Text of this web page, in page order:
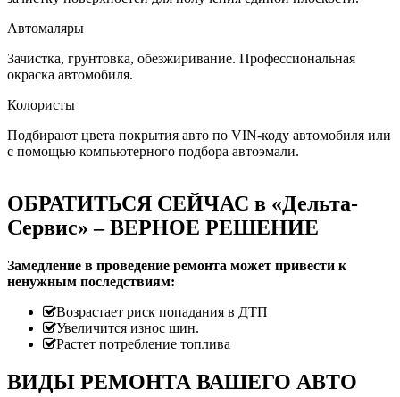
Автомаляры
Зачистка, грунтовка, обезжиривание. Профессиональная
окраска автомобиля.
Колористы
Подбирают цвета покрытия авто по VIN-коду автомобиля или
с помощью компьютерного подбора автоэмали.
ОБРАТИТЬСЯ СЕЙЧАС в «Дельта-
Сервис» – ВЕРНОЕ РЕШЕНИЕ
Замедление в проведение ремонта может привести к
ненужным последствиям:
Возрастает риск попадания в ДТП
Увеличится износ шин.
Растет потребление топлива
ВИДЫ РЕМОНТА ВАШЕГО АВТО